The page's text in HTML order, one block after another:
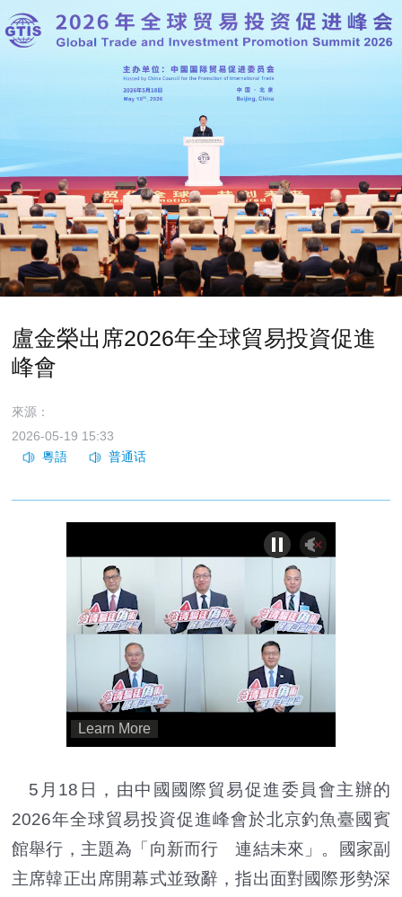
盧金榮出席2026年全球貿易投資促進
峰會
來源：
2026-05-19 15:33
5月18日，由中國國際貿易促進委員會主辦的
2026年全球貿易投資促進峰會於北京釣魚臺國賓
館舉行，主題為「向新而行 連結未來」。國家副
主席韓正出席開幕式並致辭，指出面對國際形勢深